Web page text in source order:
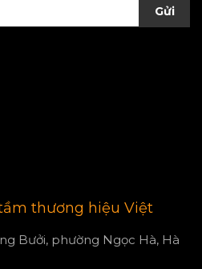
Gửi
thương hiệu Việt
Bưởi, phường Ngọc Hà, Hà